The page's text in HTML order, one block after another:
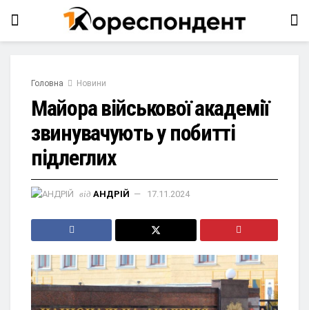
Головна Новини
Майора військової академії
звинувачують у побитті
підлеглих
від АНДРІЙ 17.11.2024